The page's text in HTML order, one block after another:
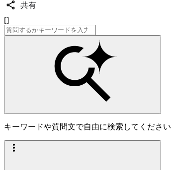
共有
[]
キーワードや質問文で自由に検索してください